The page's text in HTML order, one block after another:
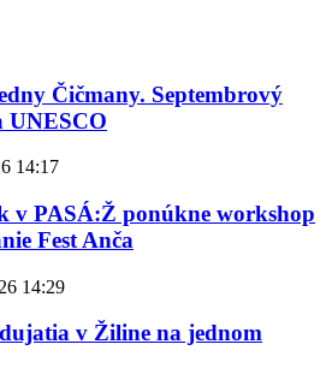
Čičmany. Septembrový
UNESCO
14:17
v PASÁ:Ž ponúkne workshop
Fest Anča
14:29
v Žiline na jednom